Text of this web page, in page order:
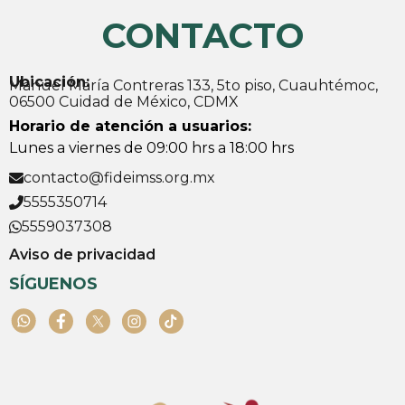
CONTACTO
Ubicación:
Manuel María Contreras 133, 5to piso, Cuauhtémoc,
06500 Cuidad de México, CDMX
Horario de atención a usuarios:
Lunes a viernes de 09:00 hrs a 18:00 hrs
contacto@fideimss.org.mx
5555350714
5559037308
Aviso de privacidad
SÍGUENOS